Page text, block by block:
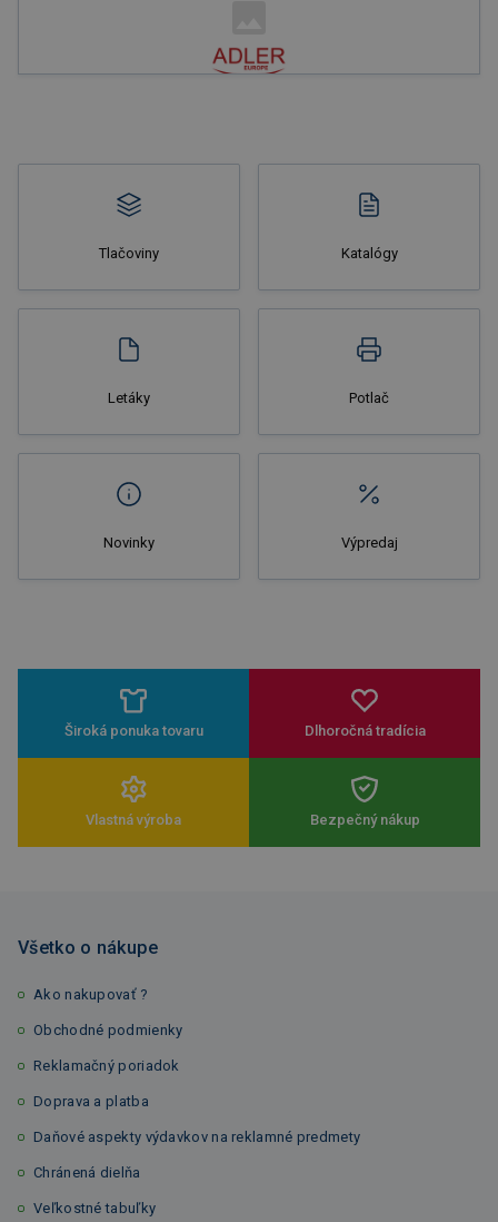
Tlačoviny Katalógy
Letáky Potlač
Novinky Výpredaj
Široká ponuka tovaru Dlhoročná tradícia
Vlastná výroba Bezpečný nákup
Všetko o nákupe
Ako nakupovať ?
Obchodné podmienky
Reklamačný poriadok
Doprava a platba
Daňové aspekty výdavkov na reklamné predmety
Chránená dielňa
Veľkostné tabuľky